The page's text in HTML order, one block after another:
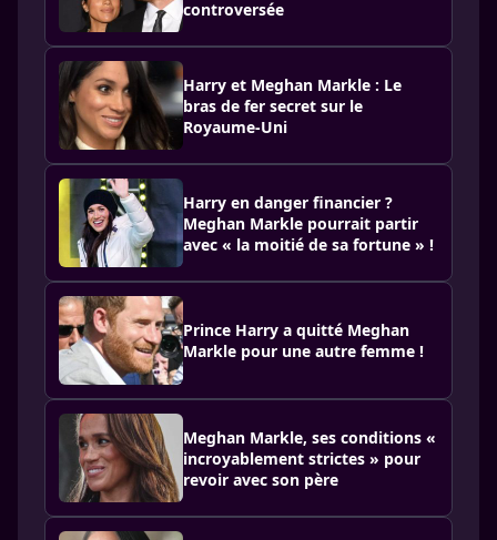
controversée
Harry et Meghan Markle : Le
bras de fer secret sur le
Royaume-Uni
Harry en danger financier ?
Meghan Markle pourrait partir
avec « la moitié de sa fortune » !
Prince Harry a quitté Meghan
Markle pour une autre femme !
Meghan Markle, ses conditions «
incroyablement strictes » pour
revoir avec son père